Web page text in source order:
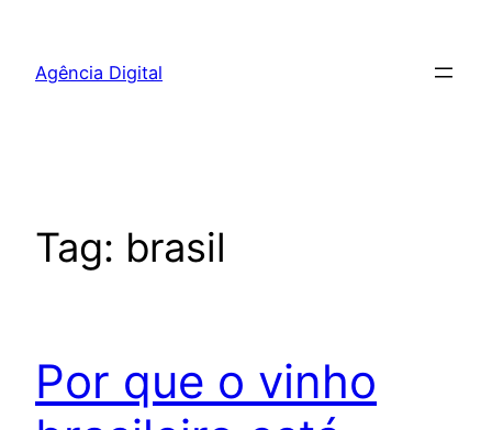
Agência Digital
Tag: brasil
Por que o vinho